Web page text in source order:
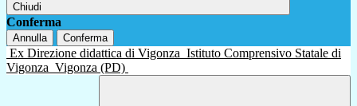
Chiudi
Conferma
Annulla Conferma
Ex Direzione didattica di Vigonza Istituto Comprensivo Statale di
Vigonza Vigonza (PD)